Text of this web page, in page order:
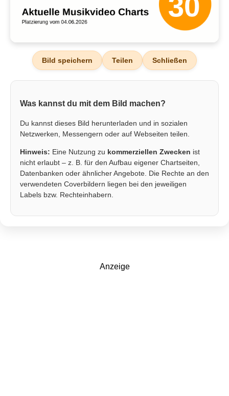
Bild speichern Teilen Schließen
Was kannst du mit dem Bild machen?
Du kannst dieses Bild herunterladen und in sozialen
Netzwerken, Messengern oder auf Webseiten teilen.
Hinweis: Eine Nutzung zu kommerziellen Zwecken ist
nicht erlaubt – z. B. für den Aufbau eigener Chartseiten,
Datenbanken oder ähnlicher Angebote. Die Rechte an den
verwendeten Coverbildern liegen bei den jeweiligen
Labels bzw. Rechteinhabern.
Anzeige